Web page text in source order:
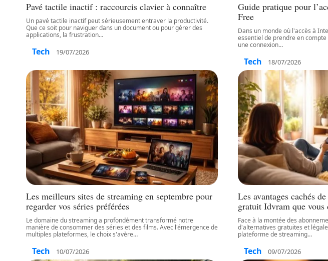
Pavé tactile inactif : raccourcis clavier à connaître
Un pavé tactile inactif peut sérieusement entraver la productivité.
Que ce soit pour naviguer dans un document ou pour gérer des
applications, la frustration…
Tech 19/07/2026
Guide pratique pour
Free
Dans un monde où l'accès à
essentiel de prendre en
une connexion…
Tech 18/07/2026
Les meilleurs sites de streaming en septembre pour
regarder vos séries préférées
Le domaine du streaming a profondément transformé notre
manière de consommer des séries et des films. Avec l'émergence de
multiples plateformes, le choix s'avère…
Tech 10/07/2026
Les avantages cachés
gratuit Idvram que vous
Face à la montée des
d'alternatives gratuites et
plateforme de streaming…
Tech 09/07/2026